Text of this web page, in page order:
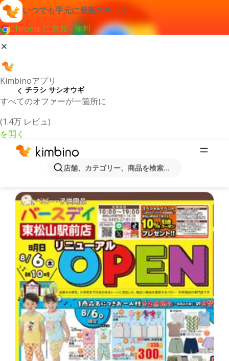
いつでも手元に最新のチラシ
Chrome に追加 - 無料
Kimbinoアプリ
すべてのオファーが一箇所に
(1.4万 レビュ)
を開く
店舗、カテゴリー、商品を検索...
チラシ サシオウギ
最新のチラシとオファーサシオウギ